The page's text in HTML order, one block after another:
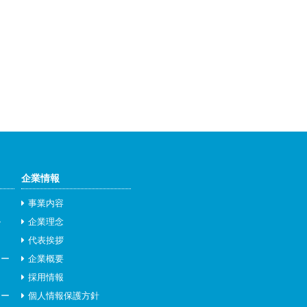
企業情報
事業内容
企業理念
代表挨拶
企業概要
採用情報
個人情報保護方針